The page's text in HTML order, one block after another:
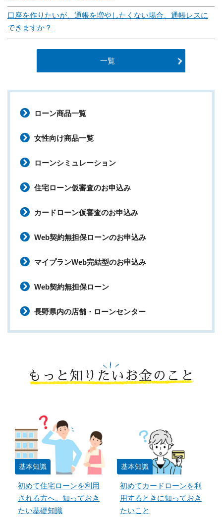
口座を作りたいが、通帳を増やしたくない場合、通帳レスに
できますか？
一覧
ローン商品一覧
女性向け商品一覧
ローンシミュレーション
住宅ローン仮審査のお申込み
カードローン仮審査のお申込み
Web契約無担保ローンのお申込み
マイプランWeb完結型のお申込み
Web契約無担保ローン
長野県内の店舗・ローンセンター
もっと知りたいお金のこと
基本知識
初めて住宅ローンを利用
される方へ。知っておき
たい基礎知識
基本知識
初めてカードローンを利
用するときに知っておき
たいこと